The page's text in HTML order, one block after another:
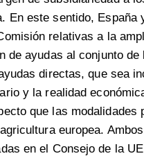
En este sentido, España
relativas a la
de ayudas al conjunto
directas, que sea
y la realidad
que las modalidades
europea.
en el Consejo de la